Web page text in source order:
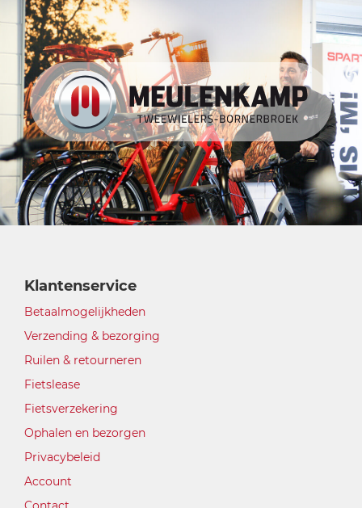
Klantenservice
Betaalmogelijkheden
Verzending & bezorging
Ruilen & retourneren
Fietslease
Fietsverzekering
Ophalen en bezorgen
Privacybeleid
Account